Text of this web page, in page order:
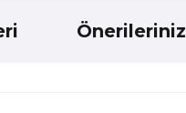
Önerileriniz